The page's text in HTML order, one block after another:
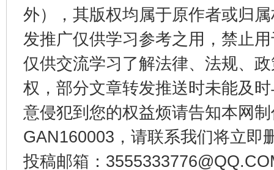
外），其版权均属于原作者或归
发推广仅供学习参考之用，禁止
仅供交流学习了解法律、法规、
权，部分文章转发推送时未能及
意侵犯到您的权益烦请告知本网
GAN160003，请联系我们将立即
投稿邮箱：
受贿1.44亿！段成刚被判无期 从幼